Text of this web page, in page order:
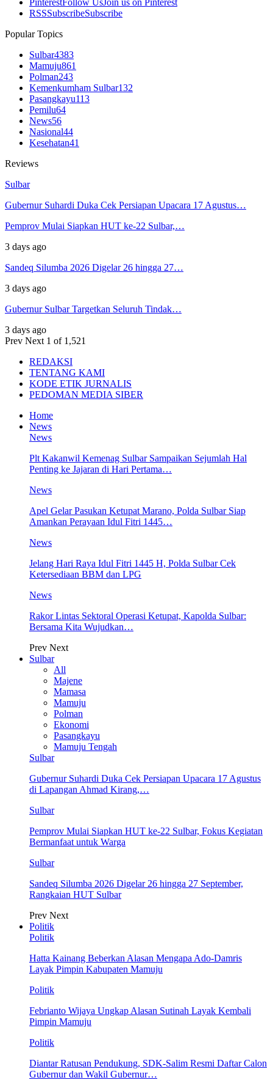
RSSSubscribeSubscribe
Popular Topics
Sulbar4383
Mamuju861
Polman243
Kemenkumham Sulbar132
Pasangkayu113
Pemilu64
News56
Nasional44
Kesehatan41
Reviews
Sulbar
Gubernur Suhardi Duka Cek Persiapan Upacara 17 Agustus…
Pemprov Mulai Siapkan HUT ke-22 Sulbar,…
3 days ago
Sandeq Silumba 2026 Digelar 26 hingga 27…
3 days ago
Gubernur Sulbar Targetkan Seluruh Tindak…
3 days ago
Prev Next 1 of 1,521
REDAKSI
TENTANG KAMI
KODE ETIK JURNALIS
PEDOMAN MEDIA SIBER
Home
News
News
Plt Kakanwil Kemenag Sulbar Sampaikan Sejumlah Hal
Penting ke Jajaran di Hari Pertama…
News
Apel Gelar Pasukan Ketupat Marano, Polda Sulbar Siap
Amankan Perayaan Idul Fitri 1445…
News
Jelang Hari Raya Idul Fitri 1445 H, Polda Sulbar Cek
Ketersediaan BBM dan LPG
News
Rakor Lintas Sektoral Operasi Ketupat, Kapolda Sulbar:
Bersama Kita Wujudkan…
Prev Next
Sulbar
All
Majene
Mamasa
Mamuju
Polman
Ekonomi
Pasangkayu
Mamuju Tengah
Sulbar
Gubernur Suhardi Duka Cek Persiapan Upacara 17 Agustus
di Lapangan Ahmad Kirang,…
Sulbar
Pemprov Mulai Siapkan HUT ke-22 Sulbar, Fokus Kegiatan
Bermanfaat untuk Warga
Sulbar
Sandeq Silumba 2026 Digelar 26 hingga 27 September,
Rangkaian HUT Sulbar
Prev Next
Politik
Politik
Hatta Kainang Beberkan Alasan Mengapa Ado-Damris
Layak Pimpin Kabupaten Mamuju
Politik
Febrianto Wijaya Ungkap Alasan Sutinah Layak Kembali
Pimpin Mamuju
Politik
Diantar Ratusan Pendukung, SDK-Salim Resmi Daftar Calon
Gubernur dan Wakil Gubernur…